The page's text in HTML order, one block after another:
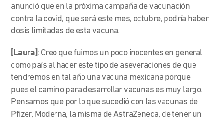
anunció que en la próxima campaña de vacunación
contra la covid, que será este mes, octubre, podría haber
dosis limitadas de esta vacuna.
[Laura]: Creo que fuimos un poco inocentes en general
como país al hacer este tipo de aseveraciones de que
tendremos en tal año una vacuna mexicana porque
pues el camino para desarrollar vacunas es muy largo.
Pensamos que por lo que sucedió con las vacunas de
Pfizer, Moderna, la misma de AstraZeneca, de tener un